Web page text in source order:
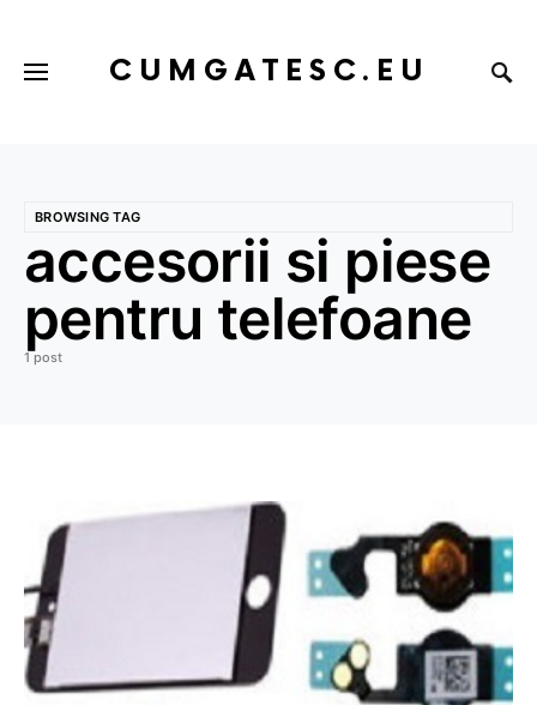
CUMGATESC.EU
BROWSING TAG
accesorii si piese
pentru telefoane
1 post